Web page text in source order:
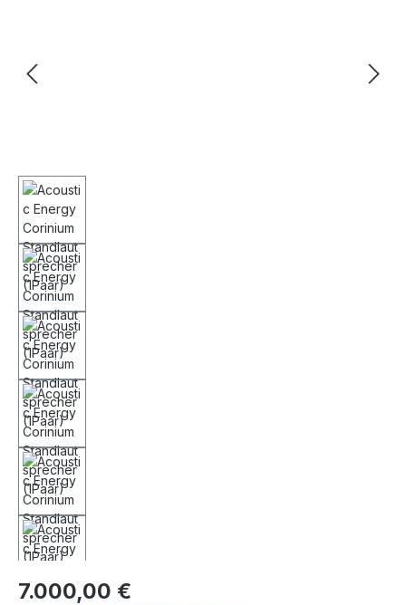
Regulärer Preis:
7.000,00 €